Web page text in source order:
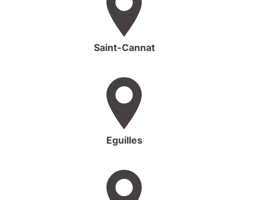
Saint-Cannat
Eguilles